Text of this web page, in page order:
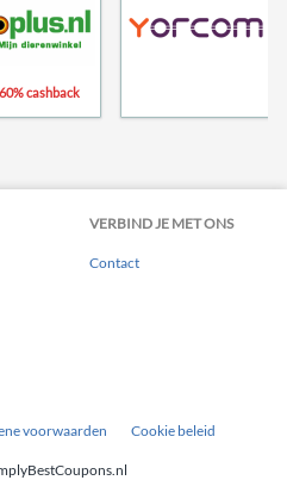
cashback
VERBIND JE MET ONS
Contact
voorwaarden Cookie beleid